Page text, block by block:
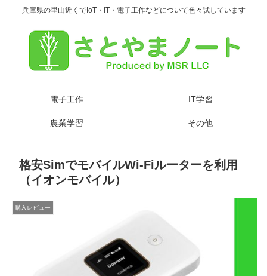
兵庫県の里山近くでIoT・IT・電子工作などについて色々試しています
電子工作 IT学習
農業学習 その他
格安SimでモバイルWi-Fiルーターを利用
（イオンモバイル）
購入レビュー